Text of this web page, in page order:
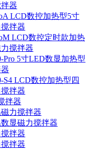
器
LCD数控加热型5寸
拌器
LCD数控定时款加热
搅拌器
Pro 5寸LED数显加热型
S4 LCD数控加热型四
拌器
拌器
力搅拌器
显磁力搅拌器
拌器
拌器